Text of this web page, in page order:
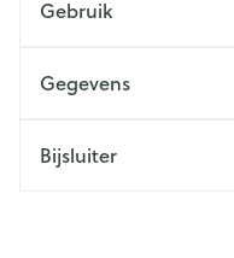
Gebruik
Gegevens
Bijsluiter